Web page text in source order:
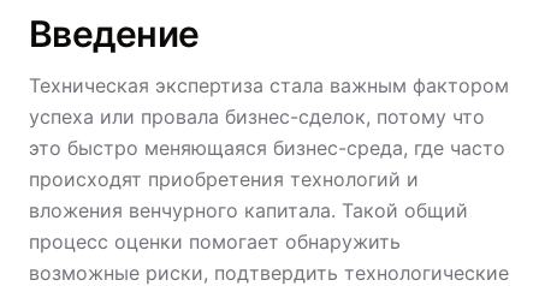
Введение
Техническая экспертиза стала важным фактором
успеха или провала бизнес-сделок, потому что
это быстро меняющаяся бизнес-среда, где часто
происходят приобретения технологий и
вложения венчурного капитала. Такой общий
процесс оценки помогает обнаружить
возможные риски, подтвердить технологические